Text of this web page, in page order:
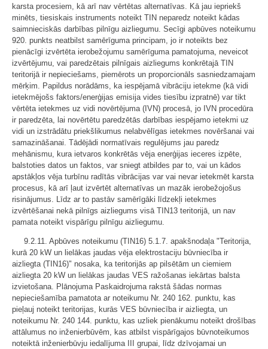
karsta procesiem, kā arī nav vērtētas alternatīvas. Kā jau iepriekš
minēts, tiesiskais instruments noteikt TIN neparedz noteikt kādas
saimnieciskās darbības pilnīgu aizliegumu. Secīgi apbūves noteikumu
920. punkts neatbilst samērīguma principam, jo ir noteikts bez
pienācīgi izvērtēta ierobežojumu samērīguma pamatojuma, neveicot
izvērtējumu, vai paredzētais pilnīgais aizliegums konkrētajā TIN
teritorijā ir nepieciešams, piemērots un proporcionāls sasniedzamajam
mērķim. Papildus norādāms, ka iespējamā vibrāciju ietekme (kā vidi
ietekmējošs faktors/enerģijas emisija vides tiesību izpratnē) var tikt
vērtēta ietekmes uz vidi novērtējuma (IVN) procesā, jo IVN procedūra
ir paredzēta, lai novērtētu paredzētās darbības iespējamo ietekmi uz
vidi un izstrādātu priekšlikumus nelabvēlīgas ietekmes novēršanai vai
samazināšanai. Tādējādi normatīvais regulējums jau paredz
mehānismu, kura ietvaros konkrētās vēja enerģijas ieceres izpēte,
balstoties datos un faktos, var sniegt atbildes par to, vai un kādos
apstākļos vēja turbīnu radītās vibrācijas var vai nevar ietekmēt karsta
procesus, kā arī ļaut izvērtēt alternatīvas un mazāk ierobežojošus
risinājumus. Līdz ar to pastāv samērīgāki līdzekļi ietekmes
izvērtēšanai nekā pilnīgs aizliegums visā TIN13 teritorijā, un nav
pamata noteikt vispārīgu pilnīgu aizliegumu.
9.2.11. Apbūves noteikumu (TIN16) 5.1.7. apakšnodaļa "Teritorija,
kurā 20 kW un lielākas jaudas vēja elektrostaciju būvniecība ir
aizliegta (TIN16)" nosaka, ka teritorijās ap pilsētām un ciemiem
aizliegta 20 kW un lielākas jaudas VES ražošanas iekārtas balsta
izvietošana. Plānojuma Paskaidrojuma rakstā šādas normas
nepieciešamība pamatota ar noteikumu Nr. 240 162. punktu, kas
pieļauj noteikt teritorijas, kurās VES būvniecība ir aizliegta, un
noteikumu Nr. 240 144. punktu, kas uzliek pienākumu noteikt drošības
attālumus no inženierbūvēm, kas atbilst vispārīgajos būvnoteikumos
noteiktā inženierbūvju iedalījuma III grupai, līdz dzīvojamai un